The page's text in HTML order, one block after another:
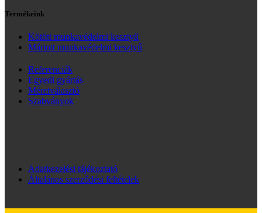
Termékeink
Kötött munkavédelmi kesztyű
Mártott munkavédelmi kesztyű
Referenciák
Egyedi gyártás
Méretválasztó
Szabványok
Adatkezelési tájékoztató
Általános szerződési feltételek